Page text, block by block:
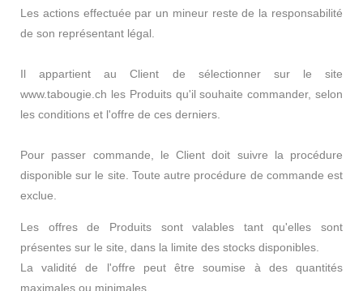
Les actions effectuée par un mineur reste de la responsabilité
de son représentant légal.
Il appartient au Client de sélectionner sur le site
www.tabougie.ch les Produits qu'il souhaite commander, selon
les conditions et l'offre de ces derniers.
Pour passer commande, le Client doit suivre la procédure
disponible sur le site. Toute autre procédure de commande est
exclue.
Les offres de Produits sont valables tant qu'elles sont
présentes sur le site, dans la limite des stocks disponibles.
La validité de l'offre peut être soumise à des quantités
maximales ou minimales.